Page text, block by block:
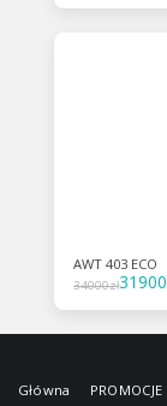
AWT 403 ECO
34000zł31900
Główna PROMOCJE